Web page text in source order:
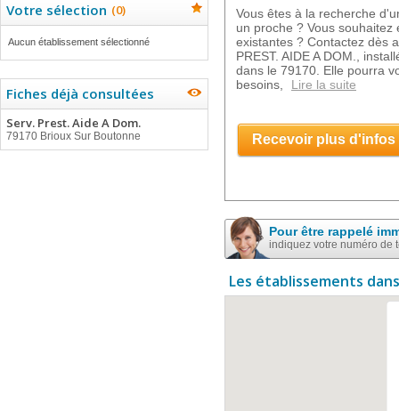
Votre sélection (0)
Aucun établissement sélectionné
Fiches déjà consultées
Serv. Prest. Aide A Dom.
79170 Brioux Sur Boutonne
Vous êtes à la recherche
un proche ? Vous
existantes ? Contactez dès
PREST. AIDE A DOM.,
dans le 79170. Elle pourra
besoins,
Lire la suite
Recevoir plus d'infos
Pour être rappelé
indiquez votre numéro de
Les établissements